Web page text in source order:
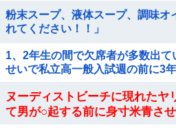
粉末スープ、液体スープ、調味オ
れてください！！」
1、2年生の間で欠席者が多数出
せいで私立高一般入試週の前に3
ヌーディストビーチに現れたヤ
て男が○起する前に身寸米青さ